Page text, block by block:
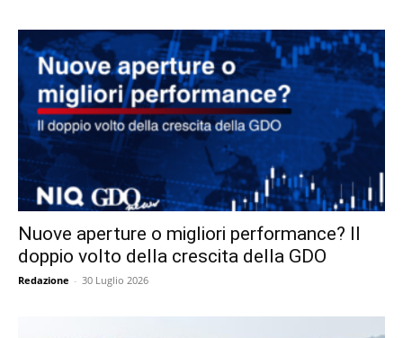
Nuove aperture o migliori performance? Il
doppio volto della crescita della GDO
Redazione - 30 Luglio 2026